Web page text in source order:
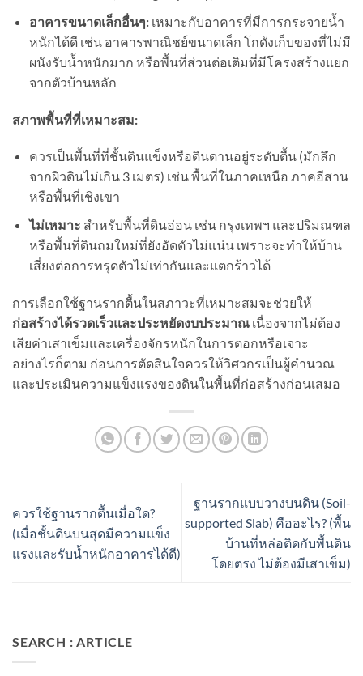
อาคารขนาดเล็กอื่นๆ:เหมาะกับอาคารที่มีการกระจายน้ำ
หนักได้ดี เช่น อาคารพาณิชย์ขนาดเล็ก โกดังเก็บของที่ไม่มี
ผนังรับน้ำหนักมาก หรือพื้นที่ส่วนต่อเติมที่มีโครงสร้างแยก
จากตัวบ้านหลัก
สภาพพื้นที่ที่เหมาะสม:
ควรเป็นพื้นที่ที่ชั้นดินแข็งหรือดินดานอยู่ระดับตื้น (มักลึก
จากผิวดินไม่เกิน 3 เมตร) เช่น พื้นที่ในภาคเหนือ ภาคอีสาน
หรือพื้นที่เชิงเขา
ไม่เหมาะ สำหรับพื้นที่ดินอ่อน เช่น กรุงเทพฯ และปริมณฑล
หรือพื้นที่ดินถมใหม่ที่ยังอัดตัวไม่แน่น เพราะจะทำให้บ้าน
เสี่ยงต่อการทรุดตัวไม่เท่ากันและแตกร้าวได้
การเลือกใช้ฐานรากตื้นในสภาวะที่เหมาะสมจะช่วยให้
ก่อสร้างได้รวดเร็วและประหยัดงบประมาณ เนื่องจากไม่ต้อง
เสียค่าเสาเข็มและเครื่องจักรหนักในการตอกหรือเจาะ
อย่างไรก็ตาม ก่อนการตัดสินใจควรให้วิศวกรเป็นผู้คำนวณ
และประเมินความแข็งแรงของดินในพื้นที่ก่อสร้างก่อนเสมอ
ควรใช้ฐานรากตื้นเมื่อใด?
(เมื่อชั้นดินบนสุดมีความแข็ง
แรงและรับน้ำหนักอาคารได้ดี)
ฐานรากแบบวางบนดิน (Soil-
supported Slab) คืออะไร? (พื้น
บ้านที่หล่อติดกับพื้นดิน
โดยตรง ไม่ต้องมีเสาเข็ม)
SEARCH : ARTICLE